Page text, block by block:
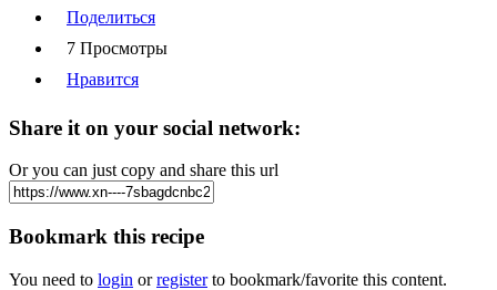
Поделиться
7 Просмотры
Нравится
Share it on your social network:
Or you can just copy and share this url
Bookmark this recipe
You need to login orregisterto bookmark/favorite this content.